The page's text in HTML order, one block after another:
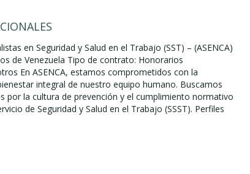
en Seguridad y Salud en el Trabajo (SST) – (ASENCA)
de Venezuela Tipo de contrato: Honorarios
En ASENCA, estamos comprometidos con la
integral de nuestro equipo humano. Buscamos
por la cultura de prevención y el cumplimiento normativo
de Seguridad y Salud en el Trabajo (SSST). Perfiles